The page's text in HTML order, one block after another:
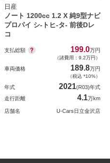
日産
ノート 1200cc 1.2 X 純9型ナビ
プロパイ シ-トヒ-タ- 前後Dレ
コ
支払総額 199.0万円
（諸費用：9.2万円）
車両価格 189.8万円
（税込 *10%）
年式 2021(R03)年式
走行距離
4.1万km
店舗名 U-Cars日立金沢店